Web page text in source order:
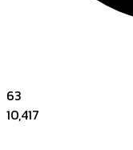
63
10,417